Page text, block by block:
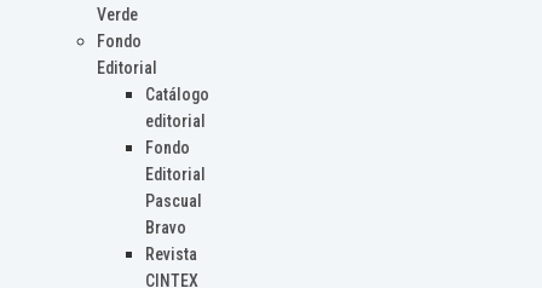
Verde
Fondo
Editorial
Catálogo
editorial
Fondo
Editorial
Pascual
Bravo
Revista
CINTEX